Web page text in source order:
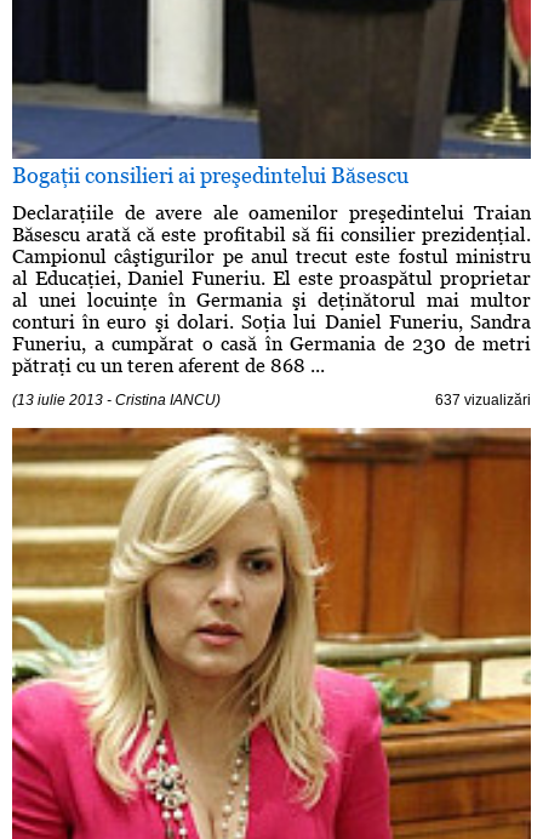
Bogaţii consilieri ai preşedintelui Băsescu
Declaraţiile de avere ale oamenilor preşedintelui Traian
Băsescu arată că este profitabil să fii consilier prezidenţial.
Campionul câştigurilor pe anul trecut este fostul ministru
al Educaţiei, Daniel Funeriu. El este proaspătul proprietar
al unei locuinţe în Germania şi deţinătorul mai multor
conturi în euro şi dolari. Soţia lui Daniel Funeriu, Sandra
Funeriu, a cumpărat o casă în Germania de 230 de metri
pătraţi cu un teren aferent de 868 ...
(13 iulie 2013 - Cristina IANCU) 637 vizualizări